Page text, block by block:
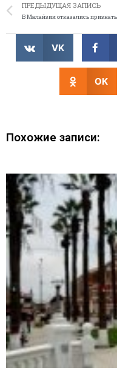
ПРЕДЫДУЩАЯ ЗАПИСЬ
VK
OK
Похожие записи: